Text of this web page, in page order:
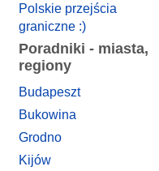
Polskie przejścia
graniczne :)
Poradniki - miasta,
regiony
Budapeszt
Bukowina
Grodno
Kijów